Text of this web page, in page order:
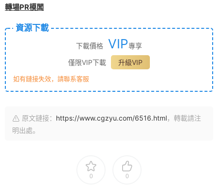
轉場PR模闆
資源下載
下載價格 VIP專享
僅限VIP下載
升級VIP
如有鏈接失效，請聯系客服
原文鏈接： https://www.cgzyu.com/6516.html，轉載請注
明出處。
0 0